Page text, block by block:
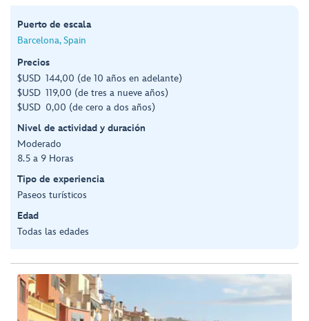
Puerto de escala
Barcelona, Spain
Precios
$USD 144,00 (de 10 años en adelante)
$USD 119,00 (de tres a nueve años)
$USD 0,00 (de cero a dos años)
Nivel de actividad y duración
Moderado
8.5 a 9 Horas
Tipo de experiencia
Paseos turísticos
Edad
Todas las edades